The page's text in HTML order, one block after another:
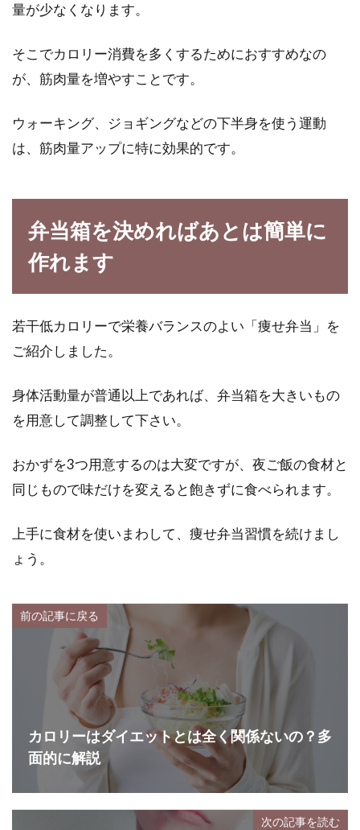
量が少なくなります。
そこでカロリー消費を多くするためにおすすめなの
が、筋肉量を増やすことです。
ウォーキング、ジョギングなどの下半身を使う運動
は、筋肉量アップに特に効果的です。
弁当箱を決めればあとは簡単に
作れます
若干低カロリーで栄養バランスのよい「痩せ弁当」を
ご紹介しました。
身体活動量が普通以上であれば、弁当箱を大きいもの
を用意して調整して下さい。
おかずを3つ用意するのは大変ですが、夜ご飯の食材と
同じもので味だけを変えると飽きずに食べられます。
上手に食材を使いまわして、痩せ弁当習慣を続けまし
ょう。
前の記事に戻る
カロリーはダイエットとは全く関係ないの？多
面的に解説
次の記事を読む